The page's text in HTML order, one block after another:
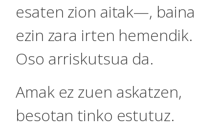
esaten zion aitak—, baina
ezin zara irten hemendik.
Oso arriskutsua da.
Amak ez zuen askatzen,
besotan tinko estutuz.